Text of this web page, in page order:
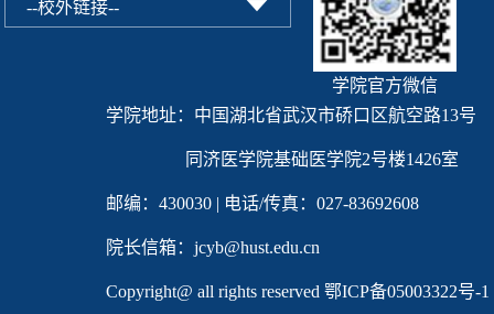
学院官方微信
学院地址：中国湖北省武汉市硚口区航空路13号
同济医学院基础医学院2号楼1426室
邮编：430030 | 电话/传真：027-83692608
院长信箱：jcyb@hust.edu.cn
Copyright@ all rights reserved 鄂ICP备05003322号-1